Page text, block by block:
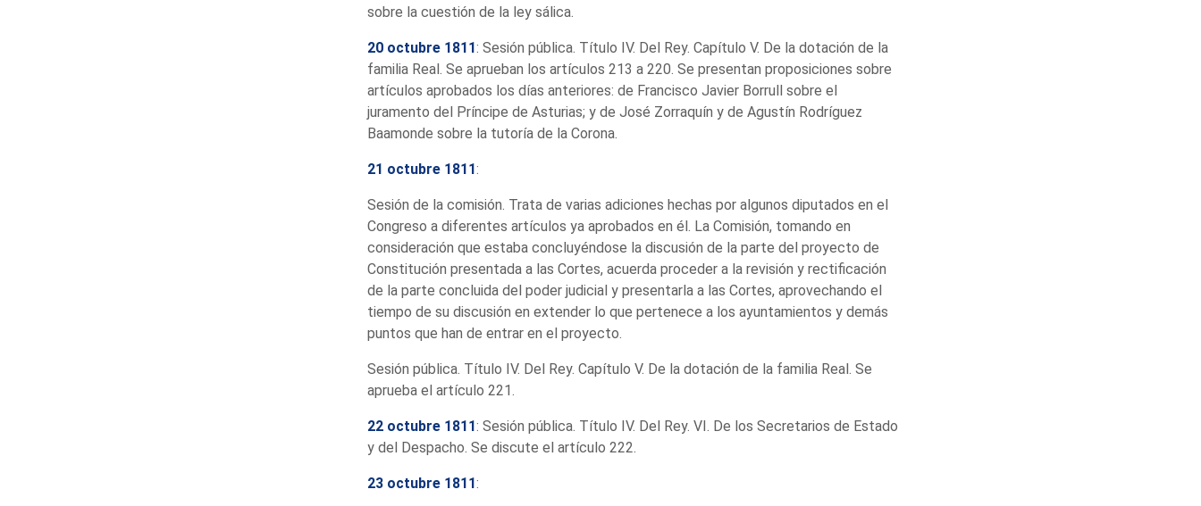
sobre la cuestión de la ley sálica.
20 octubre 1811: Sesión pública. Título IV. Del Rey. Capítulo V. De la dotación de la
familia Real. Se aprueban los artículos 213 a 220. Se presentan proposiciones sobre
artículos aprobados los días anteriores: de Francisco Javier Borrull sobre el
juramento del Príncipe de Asturias; y de José Zorraquín y de Agustín Rodríguez
Baamonde sobre la tutoría de la Corona.
21 octubre 1811:
Sesión de la comisión. Trata de varias adiciones hechas por algunos diputados en el
Congreso a diferentes artículos ya aprobados en él. La Comisión, tomando en
consideración que estaba concluyéndose la discusión de la parte del proyecto de
Constitución presentada a las Cortes, acuerda proceder a la revisión y rectificación
de la parte concluida del poder judicial y presentarla a las Cortes, aprovechando el
tiempo de su discusión en extender lo que pertenece a los ayuntamientos y demás
puntos que han de entrar en el proyecto.
Sesión pública. Título IV. Del Rey. Capítulo V. De la dotación de la familia Real. Se
aprueba el artículo 221.
22 octubre 1811: Sesión pública. Título IV. Del Rey. VI. De los Secretarios de Estado
y del Despacho. Se discute el artículo 222.
23 octubre 1811: